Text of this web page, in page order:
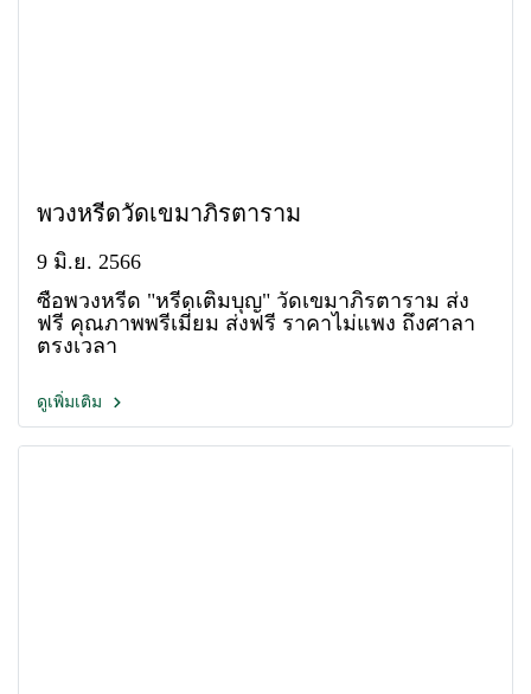
พวงหรีดวัดเขมาภิรตาราม
9 มิ.ย. 2566
ซื้อพวงหรีด "หรีดเติมบุญ" วัดเขมาภิรตาราม ส่ง
ฟรี คุณภาพพรีเมี่ยม ส่งฟรี ราคาไม่แพง ถึงศาลา
ตรงเวลา
ดูเพิ่มเติม